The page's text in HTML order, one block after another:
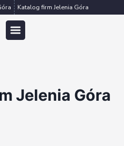
Katalog firm Jelenia Góra
Jelenia Góra